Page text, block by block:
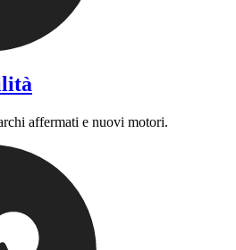
affermati e nuovi motori.